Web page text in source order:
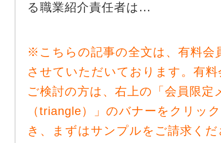
る職業紹介責任者は...
※こちらの記事の全文は、有料会
させていただいております。有
ご検討の方は、右上の「会員限定
（triangle）」のバナーをクリッ
き、まずはサンプルをご請求く